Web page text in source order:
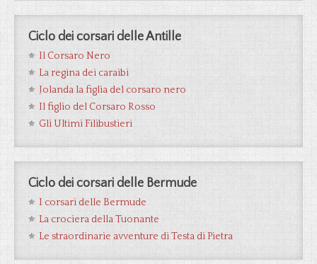
Ciclo dei corsari delle Antille
Il Corsaro Nero
La regina dei caraibi
Jolanda la figlia del corsaro nero
Il figlio del Corsaro Rosso
Gli Ultimi Filibustieri
Ciclo dei corsari delle Bermude
I corsari delle Bermude
La crociera della Tuonante
Le straordinarie avventure di Testa di Pietra